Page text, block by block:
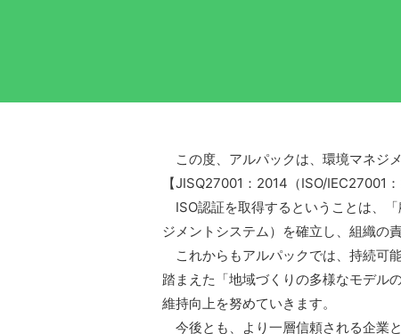
この度、アルパックは、環境マネジ
【JISQ27001：2014（ISO/IEC27001
ISO認証を取得するということは、
ジメントシステム）を確立し、組織の
これからもアルパックでは、持続可
踏まえた「地域づくりの多様なモデル
維持向上を努めていきます。
今後とも、より一層信頼される企業